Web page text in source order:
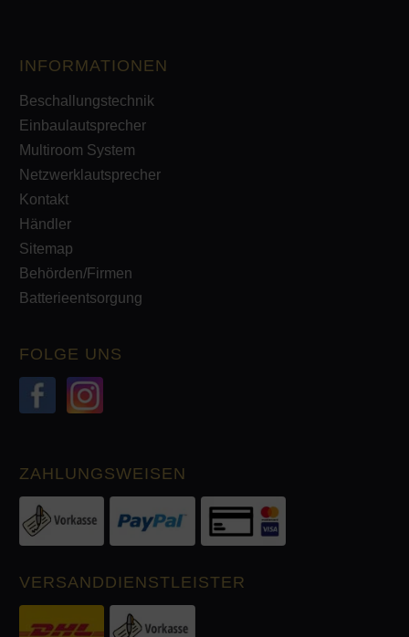
INFORMATIONEN
Beschallungstechnik
Einbaulautsprecher
Multiroom System
Netzwerklautsprecher
Kontakt
Händler
Sitemap
Behörden/Firmen
Batterieentsorgung
FOLGE UNS
ZAHLUNGSWEISEN
VERSANDDIENSTLEISTER